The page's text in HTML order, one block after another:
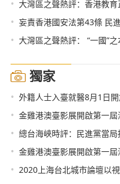
• 大灣區之聲熱評：香港教
• 妄責香港國安法第43條 民
• 大灣區之聲熱評： “一國”
獨家
• 外籍人士入臺就醫8月1日
• 金雞港澳臺影展開啟第一屆
• 總台海峽時評：民進黨當局
• 金雞港澳臺影展開啟第一
• 2020上海台北城市論壇以